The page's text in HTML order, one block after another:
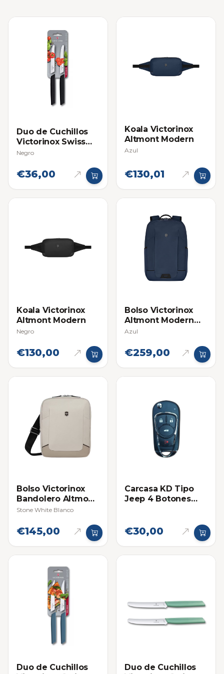
Duo de Cuchillos
Victorinox Swiss
Modern Para
Negro
€36,00
Koala Victorinox
Altmont Modern
Azul
€130,01
Koala Victorinox
Altmont Modern
Negro
€130,00
Bolso Victorinox
Altmont Modern
Compact Backpack
Azul
€259,00
Bolso Victorinox
Bandolero Altmont
Modern
Stone White Blanco
€145,00
Carcasa KD Tipo
Jeep 4 Botones
€30,00
Duo de Cuchillos
Duo de Cuchillos